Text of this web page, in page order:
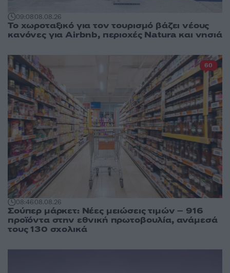
09:0808.08.26
Το χωροταξικό για τον τουρισμό βάζει νέους
κανόνες για Airbnb, περιοχές Natura και νησιά
08:4608.08.26
Σούπερ μάρκετ: Νέες μειώσεις τιμών – 916
προϊόντα στην εθνική πρωτοβουλία, ανάμεσά
τους 130 σχολικά
60